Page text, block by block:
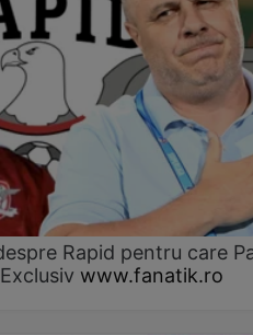
Rapid pentru care
www.fanatik.ro